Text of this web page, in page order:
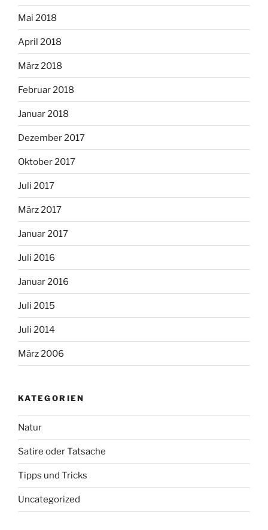
Mai 2018
April 2018
März 2018
Februar 2018
Januar 2018
Dezember 2017
Oktober 2017
Juli 2017
März 2017
Januar 2017
Juli 2016
Januar 2016
Juli 2015
Juli 2014
März 2006
KATEGORIEN
Natur
Satire oder Tatsache
Tipps und Tricks
Uncategorized